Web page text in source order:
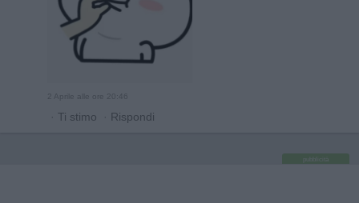
2 Aprile alle ore 20:46
· Ti stimo · Rispondi
pubblicità